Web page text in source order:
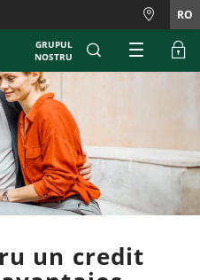
RO
GRUPUL
NOSTRU
un credit